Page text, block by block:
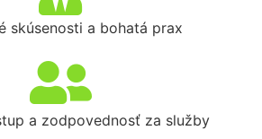
skúsenosti a bohatá prax
a zodpovednosť za služby